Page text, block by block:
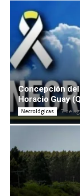
Concepción
Horacio Guay
Necrológicas 7 de